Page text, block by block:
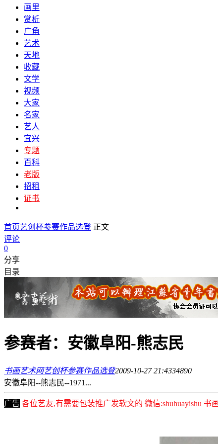
画里
赏析
广角
艺术
天地
收藏
文学
视频
大家
名家
艺人
宜兴
专题
百科
老版
招租
证书
首页艺创杯参赛作品选登 正文
评论
0
分享
目录
参赛者：安徽阜阳-熊志民
书画艺术网艺创杯参赛作品选登2009-10-27 21:4334890
安徽阜阳--熊志民--1971...
广告 各位艺友,有需要包装推广发软文的 微信:shuhuayishu 书